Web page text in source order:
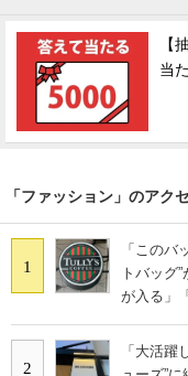
【
当
「ファッション」のアク
1
「この
トバッグ
が入る」
2
「大活